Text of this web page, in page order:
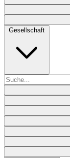
Gesellschaft